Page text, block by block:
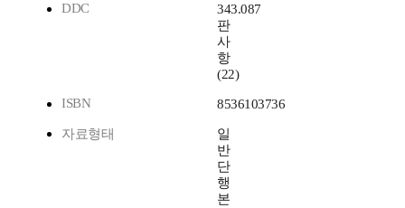
DDC
343.087
판
사
항
(22)
ISBN
8536103736
자료형태
일
반
단
행
본